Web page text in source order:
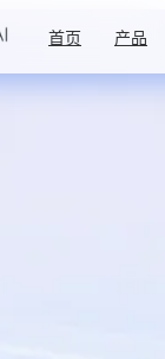
首页 产品